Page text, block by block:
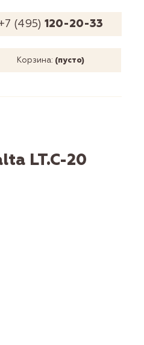
(495)120-20-33
Корзина: (пусто)
LT.C-20